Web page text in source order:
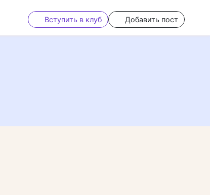
Вступить в клуб Добавить пост